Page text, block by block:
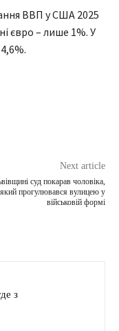
ВВП у США 2025
євро – лише 1%. У
Next article
суд покарав чоловіка,
який прогулювався вулицею у
військовій формі
з